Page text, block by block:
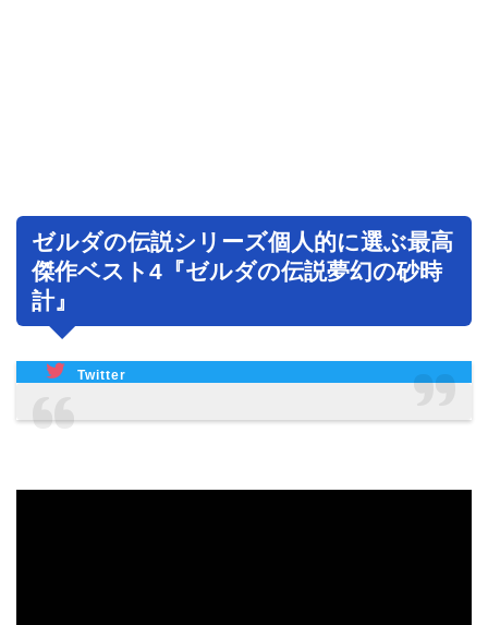
ゼルダの伝説シリーズ個人的に選ぶ最高
傑作ベスト4『ゼルダの伝説夢幻の砂時
計』
Twitter